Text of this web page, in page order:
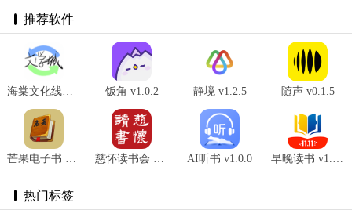
推荐软件
海棠文化线上书城 v4.34.00 饭角 v1.0.2 静境 v1.2.5 随声 v0.1.5
芒果电子书 v1.0 慈怀读书会 v1.0.0 AI听书 v1.0.0 早晚读书 v1.6.0
热门标签